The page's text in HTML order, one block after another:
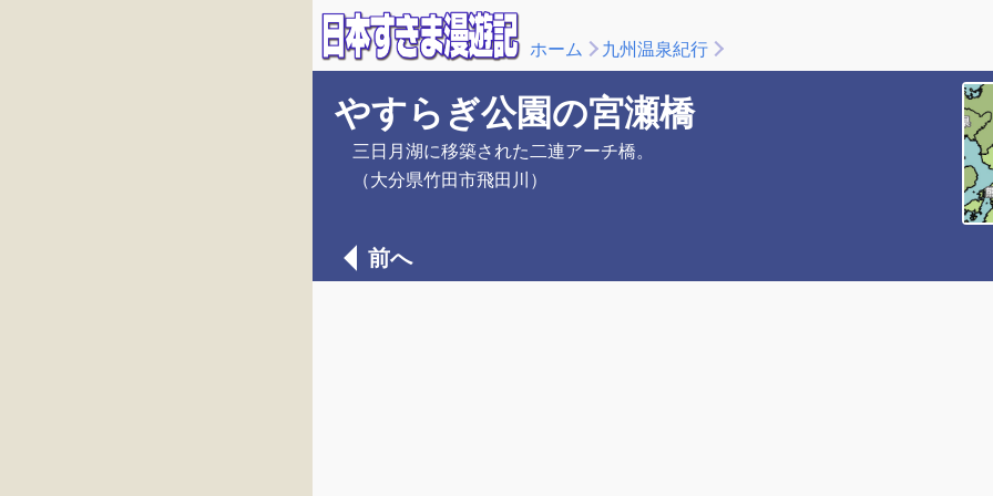
ホーム 九州温泉紀行
やすらぎ公園の宮瀬橋
三日月湖に移築された二連アーチ橋。
（大分県竹田市飛田川）
前へ